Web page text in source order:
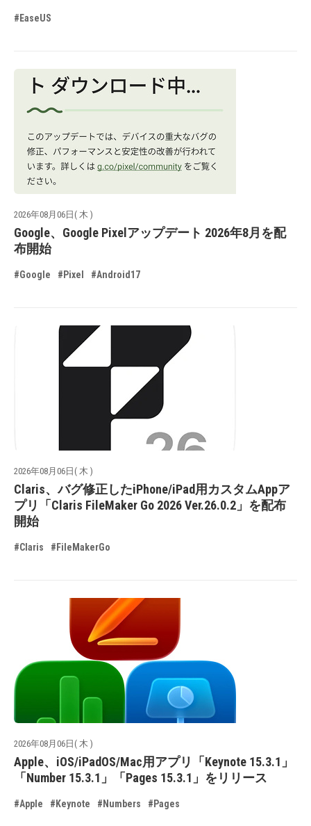
#EaseUS
2026年08月06日( 木 )
Google、Google Pixelアップデート 2026年8月を配
布開始
#Google #Pixel #Android17
2026年08月06日( 木 )
Claris、バグ修正したiPhone/iPad用カスタムAppア
プリ「Claris FileMaker Go 2026 Ver.26.0.2」を配布
開始
#Claris #FileMakerGo
2026年08月06日( 木 )
Apple、iOS/iPadOS/Mac用アプリ「Keynote 15.3.1」
「Number 15.3.1」「Pages 15.3.1」をリリース
#Apple #Keynote #Numbers #Pages